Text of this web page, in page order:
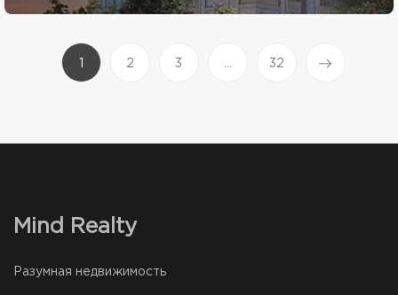
(current)
2 3 32
Mind Realty
Разумная недвижимость